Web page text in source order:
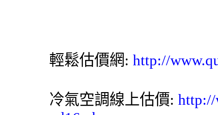
輕鬆估價網: http://
冷氣空調線上估價: http://